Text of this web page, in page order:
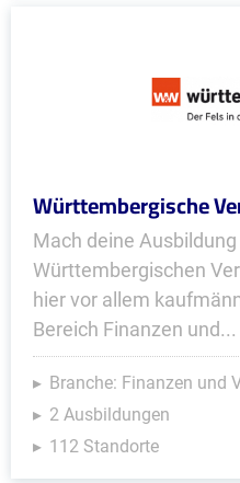
Württembergische
Mach deine
Württembergischen
hier vor allem
Bereich Finanzen und...
Branche: Finanzen und
2 Ausbildungen
112 Standorte